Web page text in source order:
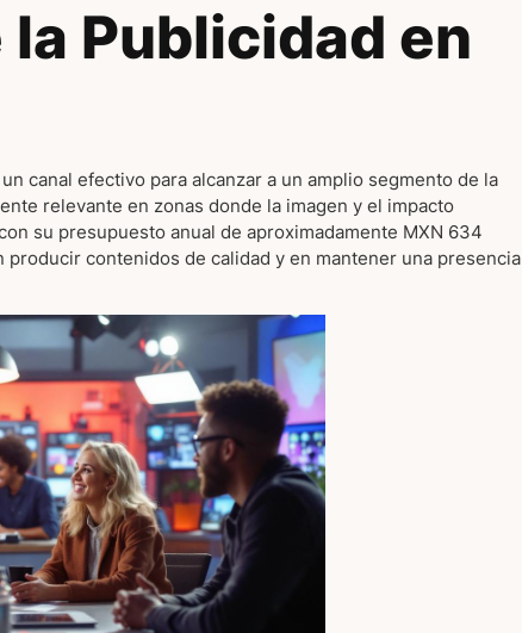
Publicidad en
canal efectivo para alcanzar a un amplio segmento de la
relevante en zonas donde la imagen y el impacto
su presupuesto anual de aproximadamente MXN 634
producir contenidos de calidad y en mantener una presencia